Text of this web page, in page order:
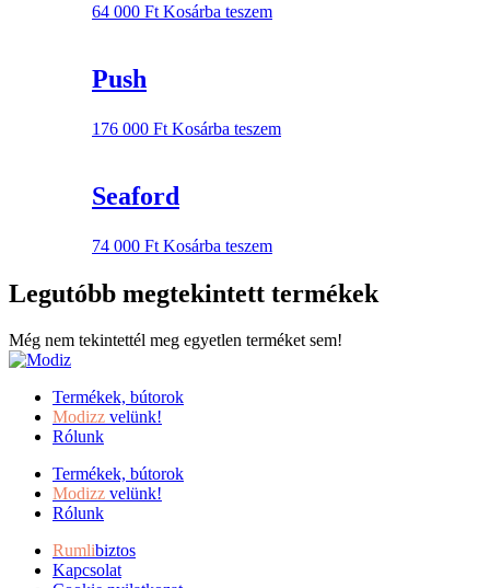
64 000 Ft Kosárba teszem
Push
176 000 Ft Kosárba teszem
Seaford
74 000 Ft Kosárba teszem
Legutóbb megtekintett termékek
Még nem tekintettél meg egyetlen terméket sem!
Termékek, bútorok
Modizz velünk!
Rólunk
Termékek, bútorok
Modizz velünk!
Rólunk
Rumlibiztos
Kapcsolat